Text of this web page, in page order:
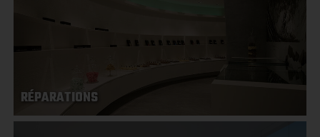
RÉPARATIONS